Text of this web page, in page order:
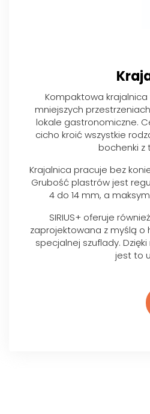
Kompaktowa
mniejszych
lokale gastronomiczne.
cicho kroić wszystkie
bochenki z
Krajalnica pracuje bez
Grubość plastrów jest
4 do 14 mm, a
SIRIUS+ oferuje
zaprojektowana z myślą o
specjalnej szuflady.
jest to